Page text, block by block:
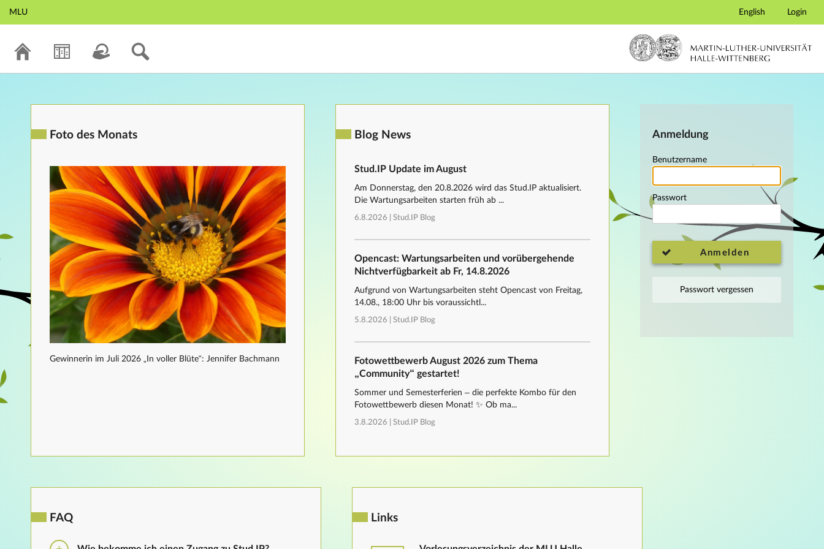
Hauptnavigation
MLU English Login
Anmeldung
Benutzername
Passwort
Anmelden
Passwort vergessen
Foto des Monats
Gewinnerin im Juli 2026 „In voller Blüte“: Jennifer Bachmann
Blog News
Stud.IP Update im August
Am Donnerstag, den 20.8.2026 wird das Stud.IP aktualisiert.
Die Wartungsarbeiten starten früh ab ...
6.8.2026 | Stud.IP Blog
Opencast: Wartungsarbeiten und vorübergehende
Nichtverfügbarkeit ab Fr, 14.8.2026
Aufgrund von Wartungsarbeiten steht Opencast von Freitag,
14.08., 18:00 Uhr bis voraussichtl...
5.8.2026 | Stud.IP Blog
Fotowettbewerb August 2026 zum Thema
„Community“ gestartet!
Sommer und Semesterferien – die perfekte Kombo für den
Fotowettbewerb diesen Monat! ✨ Ob ma...
3.8.2026 | Stud.IP Blog
FAQ Links